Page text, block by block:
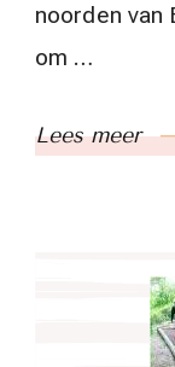
noorden van
om …
Lees meer